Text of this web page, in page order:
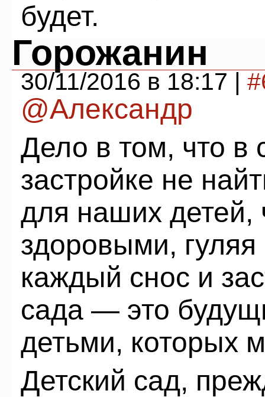
будет.
Горожанин
30/11/2016 в 18:17 |
@Александр
Дело в том, что в
застройке не
для наших
здоровыми,
каждый снос и
сада — это
детьми, которых
Детский сад,